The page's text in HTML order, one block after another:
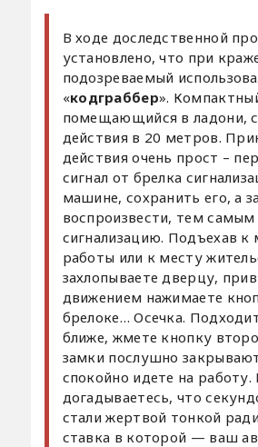
В ходе доследственной
установлено, что при
подозреваемый
«кодграббер».
помещающийся в ладони,
действия в 20 метров.
действия очень прост –
сигнал от брелка
машине, сохранить его, а
воспроизвести, тем
сигнализацию. Подъехав к
работы или к месту
захлопываете дверцу,
движением нажимаете
брелоке… Осечка.
ближе, жмете кнопку
замки послушно
спокойно идете на
догадываетесь, что
стали жертвой тонкой
ставка в которой — ваш